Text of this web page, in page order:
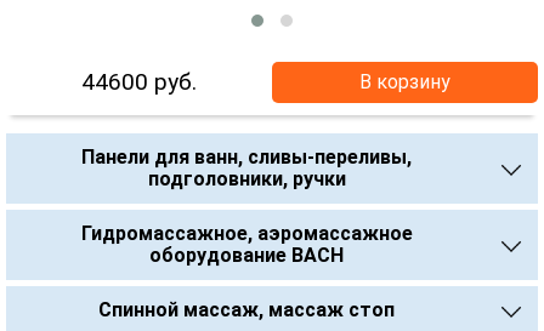
44600 руб. В корзину
Панели для ванн, сливы-переливы,
подголовники, ручки
Гидромассажное, аэромассажное
оборудование BACH
Спинной массаж, массаж стоп